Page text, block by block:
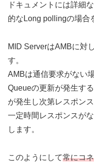
ドキュメントには詳細
的なLong pollingの場合
MID ServerはAMBに対
す。
AMBは通信要求がない
Queueの更新が発生す
が発生し次第レスポンス
一定時間レスポンスが
します。
このようにして常にコ